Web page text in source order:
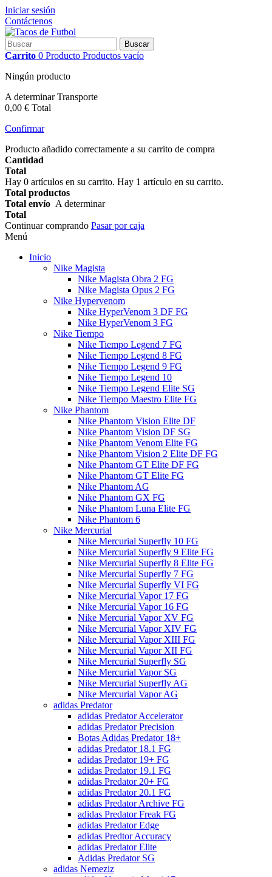
Iniciar sesión
Contáctenos
Buscar
Carrito 0 Producto Productos vacío
Ningún producto
A determinarTransporte
0,00 € Total
Confirmar
Producto añadido correctamente a su carrito de compra
Cantidad
Total
Hay 0 artículos en su carrito. Hay 1 artículo en su carrito.
Total productos
Total envío A determinar
Total
Continuar comprando Pasar por caja
Menú
Inicio
Nike Magista
Nike Magista Obra 2 FG
Nike Magista Opus 2 FG
Nike Hypervenom
Nike HyperVenom 3 DF FG
Nike HyperVenom 3 FG
Nike Tiempo
Nike Tiempo Legend 7 FG
Nike Tiempo Legend 8 FG
Nike Tiempo Legend 9 FG
Nike Tiempo Legend 10
Nike Tiempo Legend Elite SG
Nike Tiempo Maestro Elite FG
Nike Phantom
Nike Phantom Vision Elite DF
Nike Phantom Vision DF SG
Nike Phantom Venom Elite FG
Nike Phantom Vision 2 Elite DF FG
Nike Phantom GT Elite DF FG
Nike Phantom GT Elite FG
Nike Phantom AG
Nike Phantom GX FG
Nike Phantom Luna Elite FG
Nike Phantom 6
Nike Mercurial
Nike Mercurial Superfly 10 FG
Nike Mercurial Superfly 9 Elite FG
Nike Mercurial Superfly 8 Elite FG
Nike Mercurial Superfly 7 FG
Nike Mercurial Superfly VI FG
Nike Mercurial Vapor 17 FG
Nike Mercurial Vapor 16 FG
Nike Mercurial Vapor XV FG
Nike Mercurial Vapor XIV FG
Nike Mercurial Vapor XIII FG
Nike Mercurial Vapor XII FG
Nike Mercurial Superfly SG
Nike Mercurial Vapor SG
Nike Mercurial Superfly AG
Nike Mercurial Vapor AG
adidas Predator
adidas Predator Accelerator
adidas Predator Precision
Botas Adidas Predator 18+
adidas Predator 18.1 FG
adidas Predator 19+ FG
adidas Predator 19.1 FG
adidas Predator 20+ FG
adidas Predator 20.1 FG
adidas Predator Archive FG
adidas Predator Freak FG
adidas Predator Edge
adidas Predtor Accuracy
adidas Predator Elite
Adidas Predator SG
adidas Nemeziz